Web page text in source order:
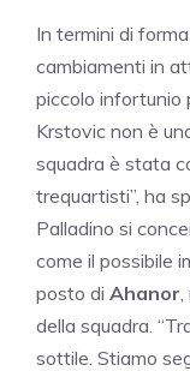
In termini di
cambiamenti in
piccolo infortunio
Krstovic non è
squadra è stata
trequartisti”, ha
Palladino si
come il possibile
posto di Ahanor
della squadra.
sottile. Stiamo